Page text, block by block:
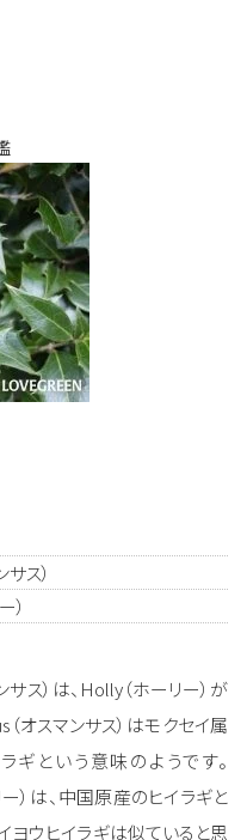
ス）
）
ス）は、Holly（ホーリー）が
オスマンサス）はモクセイ属
ギという意味のようです。
）は、中国原産のヒイラギと
ヨウヒイラギは似ていると思